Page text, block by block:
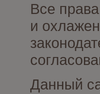
Все
и
Данный